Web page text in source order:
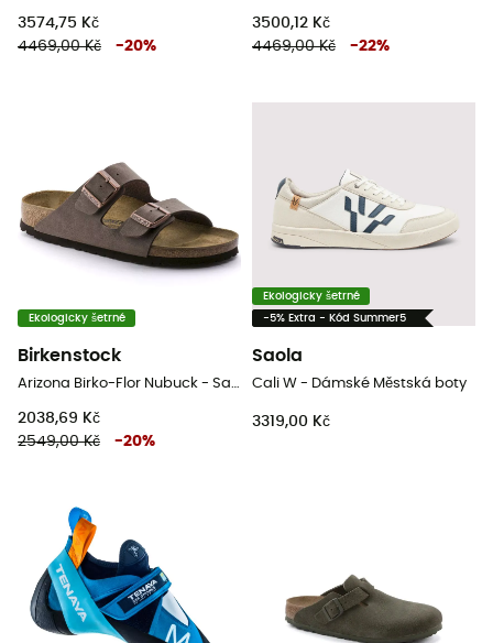
3574,75 Kč
4469,00 Kč
-20%
3500,12 Kč
4469,00 Kč
-22%
Ekologicky šetrné
Birkenstock
Arizona Birko-Flor Nubuck - Sandály
2038,69 Kč
2549,00 Kč
-20%
Ekologicky šetrné
-5% Extra - Kód Summer5
Saola
Cali W - Dámské Městská boty
3319,00 Kč